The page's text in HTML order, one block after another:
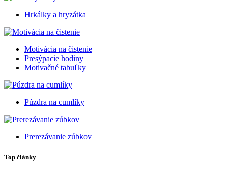
Hrkálky a hryzátka
Motivácia na čistenie
Presýpacie hodiny
Motivačné tabuľky
Púzdra na cumlíky
Prerezávanie zúbkov
Top články